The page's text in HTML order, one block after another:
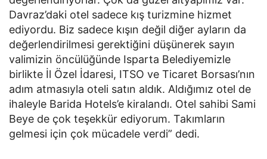
Davraz’daki otel sadece kış turizmine hizmet
ediyordu. Biz sadece kışın değil diğer ayların da
değerlendirilmesi gerektiğini düşünerek sayın
valimizin öncülüğünde Isparta Belediyemizle
birlikte İl Özel İdaresi, ITSO ve Ticaret Borsası’nın
adım atmasıyla oteli satın aldık. Aldığımız otel de
ihaleyle Barida Hotels’e kiralandı. Otel sahibi Sami
Beye de çok teşekkür ediyorum. Takımların
gelmesi için çok mücadele verdi” dedi.